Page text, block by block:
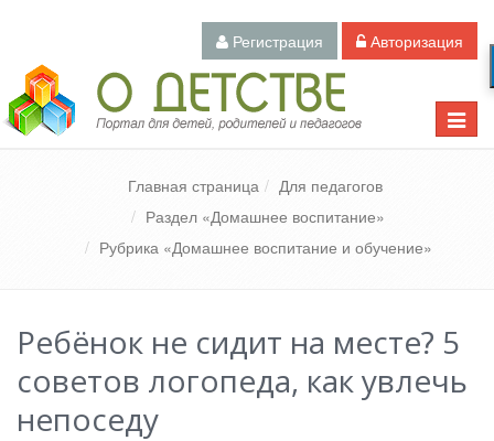
Регистрация Авторизация
Toggle
Педагогический портал «О детстве»
Главная страница
Для педагогов
Раздел «Домашнее воспитание»
Рубрика «Домашнее воспитание и обучение»
Ребёнок не сидит на месте? 5
советов логопеда, как увлечь
непоседу